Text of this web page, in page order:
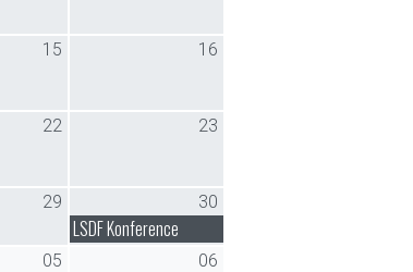
15 16
22 23
29 30
LSDF Konference
05 06